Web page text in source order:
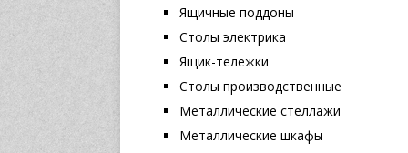
Ящичные поддоны
Столы электрика
Ящик-тележки
Столы производственные
Металлические стеллажи
Металлические шкафы